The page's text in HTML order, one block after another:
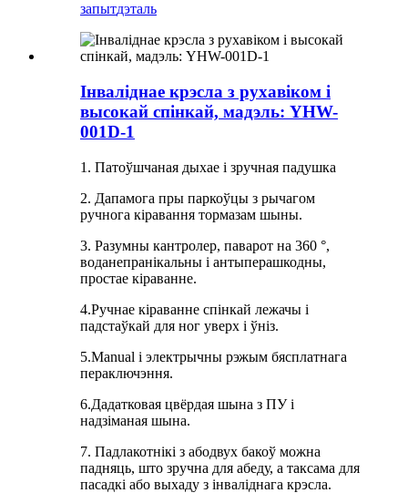
запытдэталь
Інваліднае крэсла з рухавіком і
высокай спінкай, мадэль: YHW-
001D-1
1. Патоўшчаная дыхае і зручная падушка
2. Дапамога пры паркоўцы з рычагом
ручнога кіравання тормазам шыны.
3. Разумны кантролер, паварот на 360 °,
воданепранікальны і антыперашкодны,
простае кіраванне.
4.Ручнае кіраванне спінкай лежачы і
падстаўкай для ног уверх і ўніз.
5.Manual і электрычны рэжым бясплатнага
пераключэння.
6.Дадатковая цвёрдая шына з ПУ і
надзіманая шына.
7. Падлакотнікі з абодвух бакоў можна
падняць, што зручна для абеду, а таксама для
пасадкі або выхаду з інваліднага крэсла.